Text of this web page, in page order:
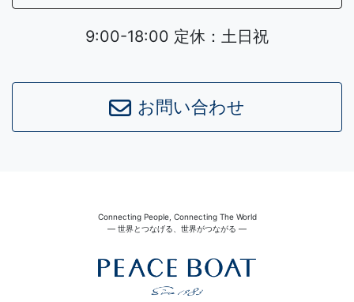
9:00-18:00 定休：土日祝
お問い合わせ
Connecting People, Connecting The World
― 世界とつなげる、世界がつながる ―